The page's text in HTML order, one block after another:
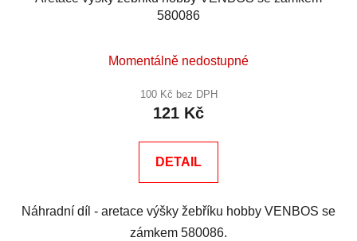
580086
Momentálně nedostupné
100 Kč bez DPH
121 Kč
DETAIL
Náhradní díl - aretace výšky žebříku hobby VENBOS se
zámkem 580086.